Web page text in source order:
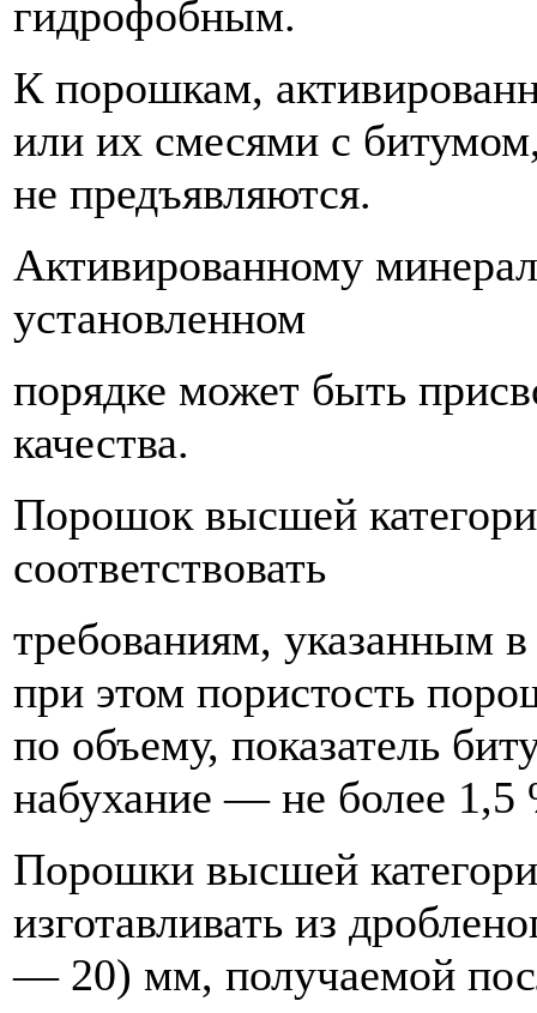
гидрофобным.
К порошкам,
или их смесями с
не предъявляются.
Активированному
установленном
порядке может быть
качества.
Порошок высшей
соответствовать
требованиям, указанным
при этом пористость
по объему, показатель
набухание — не более 1,5
Порошки высшей
изготавливать из
— 20) мм, получаемой